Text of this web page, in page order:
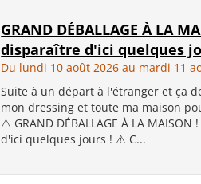
GRAND DÉBALLAGE À LA
disparaître d'ici quelques
Du lundi 10 août 2026 au mardi 11
Suite à un départ à l'étranger et ça
mon dressing et toute ma maison
⚠️ GRAND DÉBALLAGE À LA
d'ici quelques jours ! ⚠️ C...